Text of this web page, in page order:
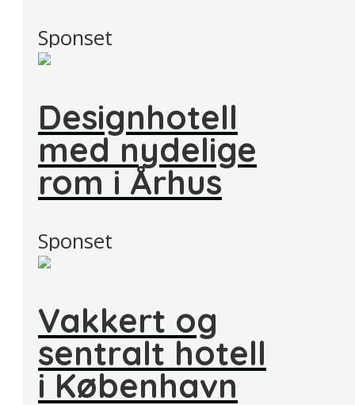
Sponset
Designhotell
med nydelige
rom i Århus
Sponset
Vakkert og
sentralt hotell
i København